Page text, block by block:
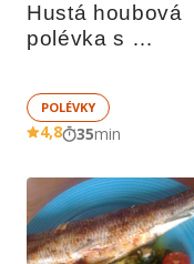
Hustá houbová
polévka s
POLÉVKY
4,8 35min